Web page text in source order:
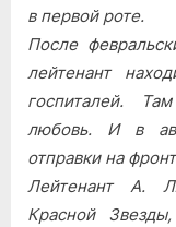
в первой роте.
После
лейтенант
госпиталей.
любовь. И в
отправки на
Лейтенант А.
Красной